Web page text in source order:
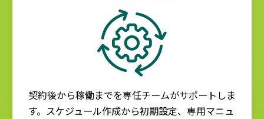
契約後から稼働までを専任チームがサポートしま
す。スケジュール作成から初期設定、専用マニュ